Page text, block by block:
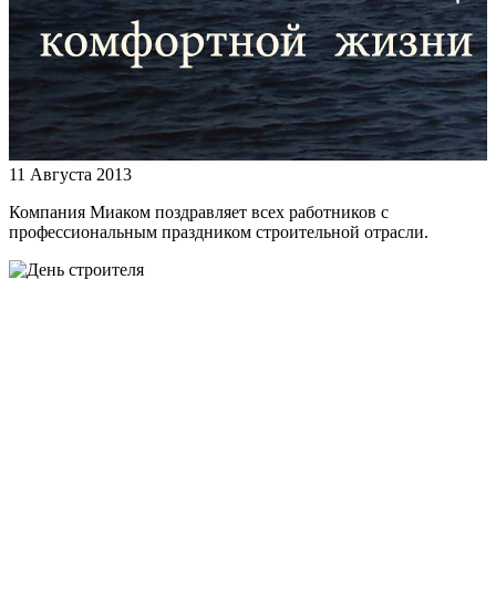
11 Августа 2013
Компания Миаком поздравляет всех работников с
профессиональным праздником строительной отрасли.